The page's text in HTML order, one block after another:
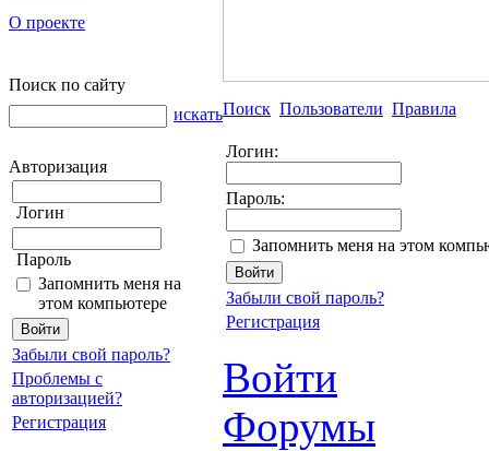
О проекте
Поиск по сайту
искать
Авторизация
Логин
Пароль
Запомнить меня на
этом компьютере
Забыли свой пароль?
Проблемы с
авторизацией?
Регистрация
Поиск Пользователи Правила
Логин:
Пароль:
Запомнить меня на этом
Забыли свой пароль?
Регистрация
Войти
Форумы